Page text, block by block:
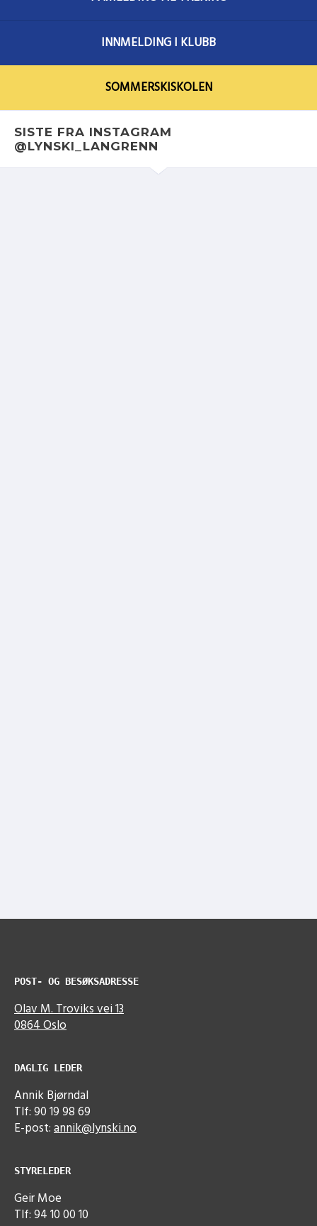
INNMELDING I KLUBB
SOMMERSKISKOLEN
SISTE FRA INSTAGRAM
@LYNSKI_LANGRENN
POST- OG BESØKSADRESSE
Olav M. Troviks vei 13
0864 Oslo
DAGLIG LEDER
Annik Bjørndal
Tlf: 90 19 98 69
E-post:annik@lynski.no
STYRELEDER
Geir Moe
Tlf: 94 10 00 10